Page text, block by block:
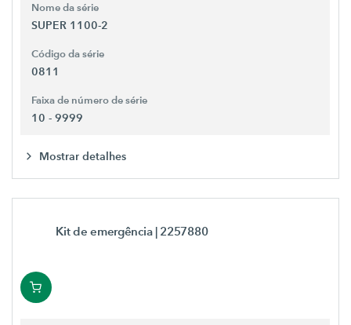
Nome da série
SUPER 1100-2
Código da série
0811
Faixa de número de série
10 - 9999
Mostrar detalhes
Kit de emergência | 2257880